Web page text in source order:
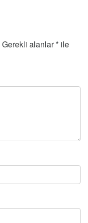
Gerekli alanlar* ile